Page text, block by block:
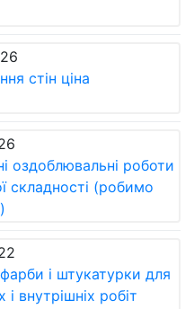
стін ціна
оздоблювальні роботи
складності (робимо
і штукатурки для
і внутрішніх робіт